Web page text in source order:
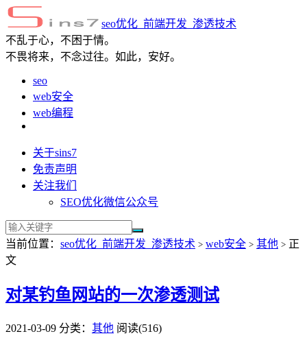
seo优化_前端开发_渗透技术
不乱于心，不困于情。
不畏将来，不念过往。如此，安好。
seo
web安全
web编程
关于sins7
免责声明
关注我们
SEO优化微信公众号
当前位置： seo优化_前端开发_渗透技术 > web安全 > 其他 > 正
文
对某钓鱼网站的一次渗透测试
2021-03-09 分类： 其他 阅读(516)